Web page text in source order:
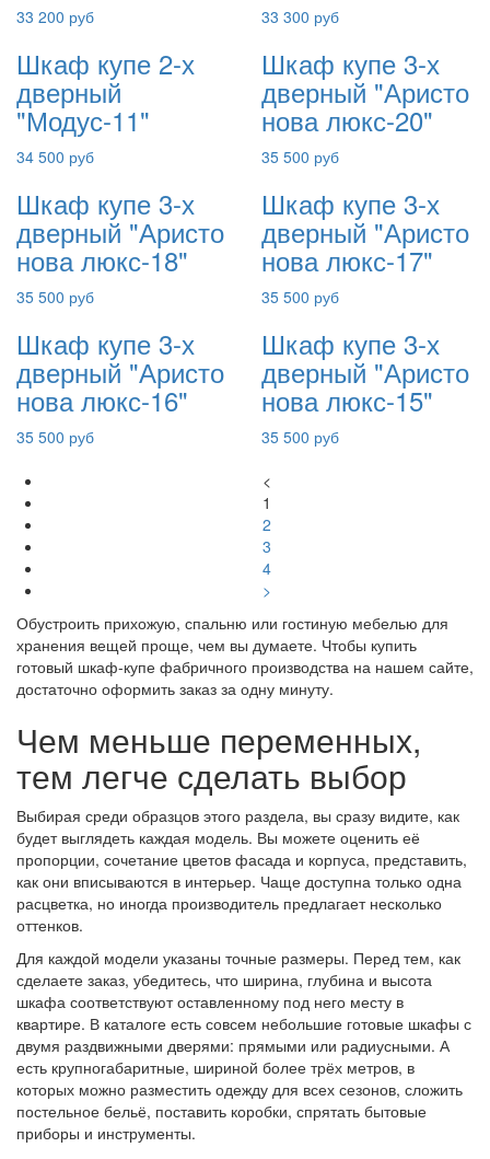
33 200 руб 33 300 руб
Шкаф купе 2-х
дверный
"Модус-11"
34 500 руб
Шкаф купе 3-х
дверный "Аристо
нова люкс-20"
35 500 руб
Шкаф купе 3-х
дверный "Аристо
нова люкс-18"
35 500 руб
Шкаф купе 3-х
дверный "Аристо
нова люкс-17"
35 500 руб
Шкаф купе 3-х
дверный "Аристо
нова люкс-16"
35 500 руб
Шкаф купе 3-х
дверный "Аристо
нова люкс-15"
35 500 руб
<
1
2
3
4
>
Обустроить прихожую, спальню или гостиную мебелью для
хранения вещей проще, чем вы думаете. Чтобы купить
готовый шкаф-купе фабричного производства на нашем сайте,
достаточно оформить заказ за одну минуту.
Чем меньше переменных,
тем легче сделать выбор
Выбирая среди образцов этого раздела, вы сразу видите, как
будет выглядеть каждая модель. Вы можете оценить её
пропорции, сочетание цветов фасада и корпуса, представить,
как они вписываются в интерьер. Чаще доступна только одна
расцветка, но иногда производитель предлагает несколько
оттенков.
Для каждой модели указаны точные размеры. Перед тем, как
сделаете заказ, убедитесь, что ширина, глубина и высота
шкафа соответствуют оставленному под него месту в
квартире. В каталоге есть совсем небольшие готовые шкафы с
двумя раздвижными дверями: прямыми или радиусными. А
есть крупногабаритные, шириной более трёх метров, в
которых можно разместить одежду для всех сезонов, сложить
постельное бельё, поставить коробки, спрятать бытовые
приборы и инструменты.